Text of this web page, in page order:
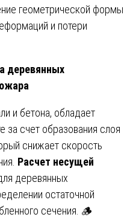
геометрической формы
и потери
деревянных
и бетона, обладает
счет образования слоя
снижает скорость
Расчет несущей
деревянных
остаточной
сечения. 🪵